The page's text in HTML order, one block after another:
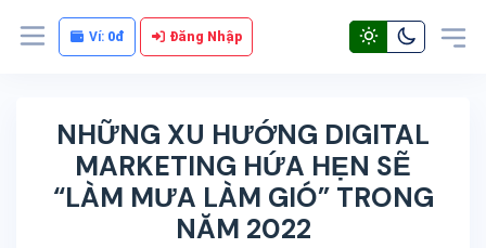
Ví: 0đ Đăng Nhập
NHỮNG XU HƯỚNG DIGITAL
MARKETING HỨA HẸN SẼ
“LÀM MƯA LÀM GIÓ” TRONG
NĂM 2022